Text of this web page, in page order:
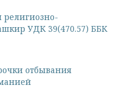
религиозно-
УДК 39(470.57) ББК
отбывания